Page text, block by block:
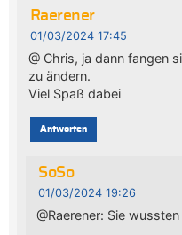
Raerener
01/03/2024 17:45
@ Chris, ja dann fangen
zu ändern.
Viel Spaß dabei
Antworten
SoSo
01/03/2024 19:26
@Raerener: Sie